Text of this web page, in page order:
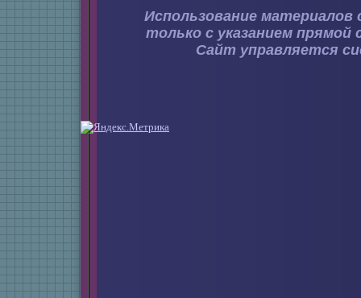
Использование материалов
только с указанием прямой
Сайт управляется